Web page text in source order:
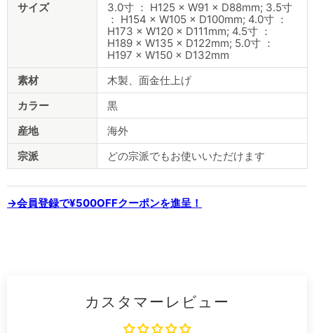
サイズ
3.0寸 ： H125 × W91 × D88mm; 3.5寸
： H154 × W105 × D100mm; 4.0寸 ：
H173 × W120 × D111mm; 4.5寸 ：
H189 × W135 × D122mm; 5.0寸 ：
H197 × W150 × D132mm
素材
木製、面金仕上げ
カラー
黒
産地
海外
宗派
どの宗派でもお使いいただけます
→会員登録で¥500OFFクーポンを進呈！
カスタマーレビュー